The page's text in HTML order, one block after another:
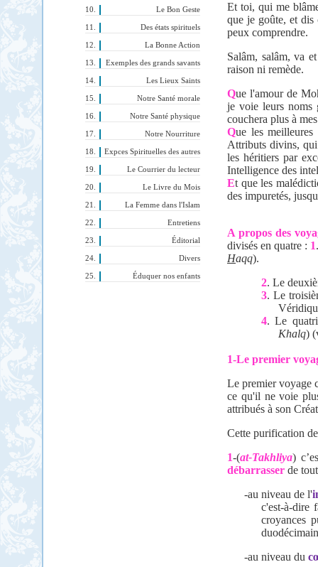
Le Bon Geste
Des états spirituels
La Bonne Action
Exemples des grands savants
Les Lieux Saints
Notre Santé morale
Notre Santé physique
Notre Nourriture
Expces Spirituelles des autres
Le Courrier du lecteur
Le Livre du Mois
La Femme dans l'Islam
Entretiens
Éditorial
Divers
Éduquer nos enfants
Et toi, qui me
que je goûte, et dis
peux comprendre.
Salâm, salâm, va
raison ni remède.
Que l'amour de
je voie leurs noms
couchera plus à
Que les meilleures
Attributs divins, qui
les héritiers par
Intelligence des
Et que les
des impuretés,
A propos des
divisés en quatre : 1
Haqq).
2. Le
3. Le
4. Le
Khalq)
1-Le premier
Le premier voyage
ce qu'il ne voie
attribués à son
Cette purification
1-(at-Takhliya)
débarrasser de
-au niveau de l'
c'est-à-dire
croyances
-au niveau du